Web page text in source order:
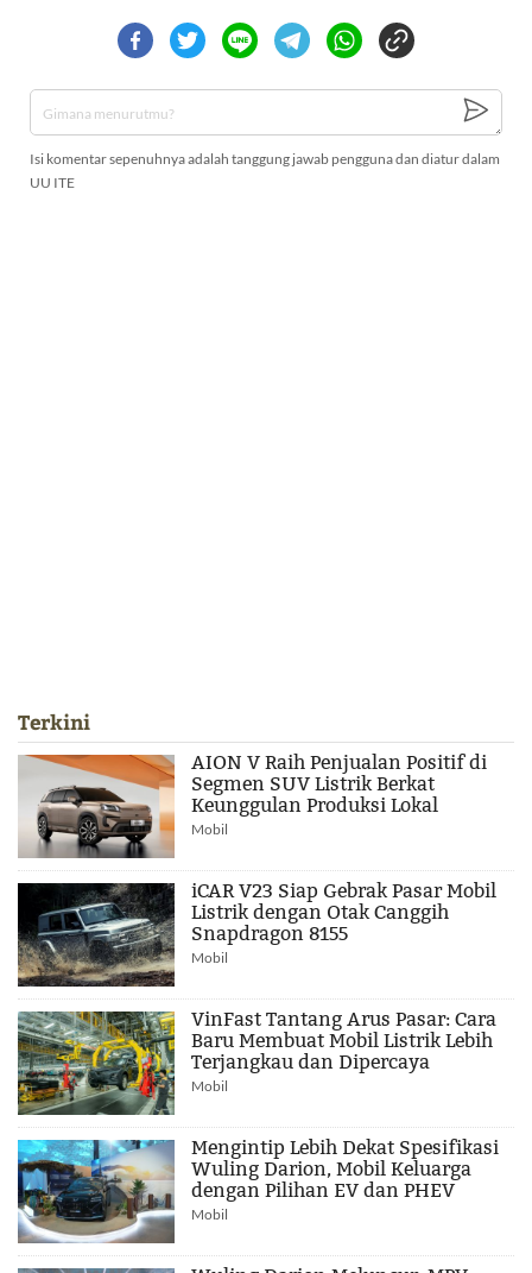
Isi komentar sepenuhnya adalah tanggung jawab pengguna dan diatur dalam
UU ITE
Terkini
AION V Raih Penjualan Positif di
Segmen SUV Listrik Berkat
Keunggulan Produksi Lokal
Mobil
iCAR V23 Siap Gebrak Pasar Mobil
Listrik dengan Otak Canggih
Snapdragon 8155
Mobil
VinFast Tantang Arus Pasar: Cara
Baru Membuat Mobil Listrik Lebih
Terjangkau dan Dipercaya
Mobil
Mengintip Lebih Dekat Spesifikasi
Wuling Darion, Mobil Keluarga
dengan Pilihan EV dan PHEV
Mobil